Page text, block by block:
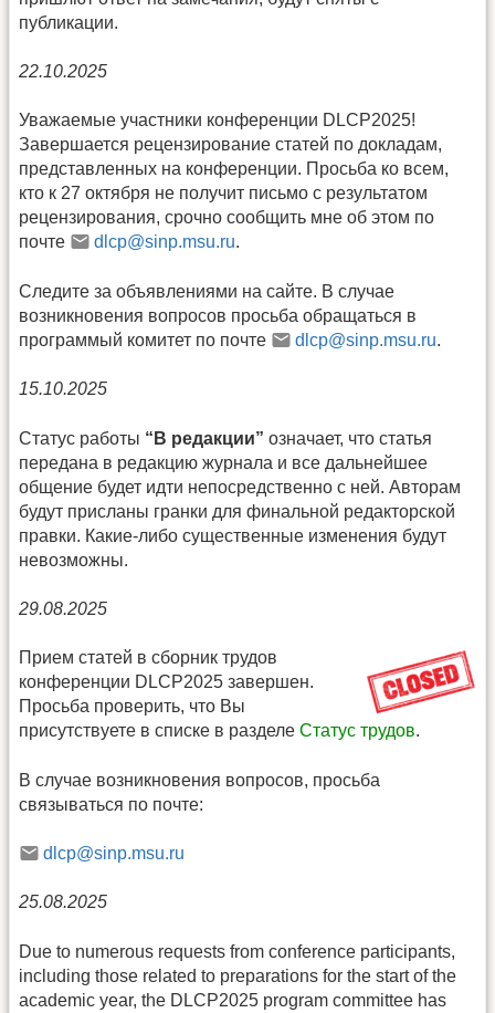
публикации.
22.10.2025
Уважаемые участники конференции DLCP2025!
Завершается рецензирование статей по докладам,
представленных на конференции. Просьба ко всем,
кто к 27 октября не получит письмо с результатом
рецензирования, срочно сообщить мне об этом по
почте
dlcp@sinp.msu.ru.
Следите за объявлениями на сайте. В случае
возникновения вопросов просьба обращаться в
программый комитет по почте
dlcp@sinp.msu.ru.
15.10.2025
Статус работы “В редакции” означает, что статья
передана в редакцию журнала и все дальнейшее
общение будет идти непосредственно с ней. Авторам
будут присланы гранки для финальной редакторской
правки. Какие-либо существенные изменения будут
невозможны.
29.08.2025
Прием статей в сборник трудов
конференции DLCP2025 завершен.
Просьба проверить, что Вы
присутствуете в списке в разделе Статус трудов.
В случае возникновения вопросов, просьба
связываться по почте:
dlcp@sinp.msu.ru
25.08.2025
Due to numerous requests from conference participants,
including those related to preparations for the start of the
academic year, the DLCP2025 program committee has